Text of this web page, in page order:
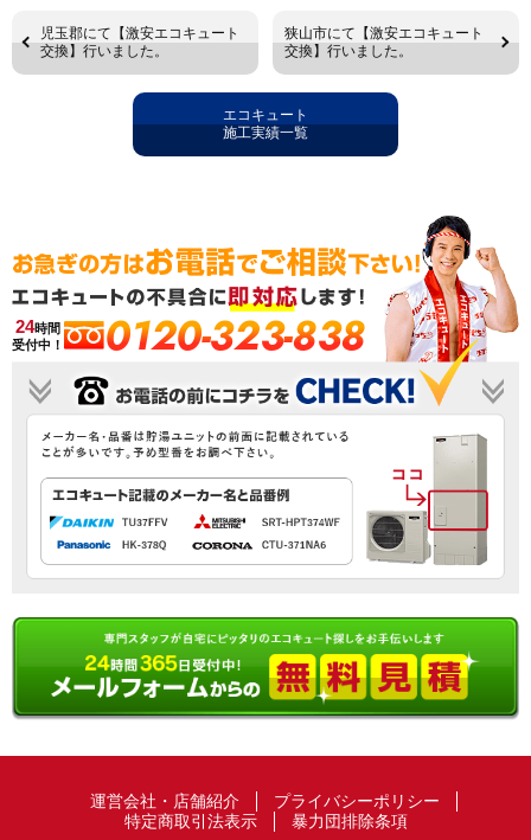
児玉郡にて【激安エコキュート
交換】行いました。
狭山市にて【激安エコキュート
交換】行いました。
エコキュート
施工実績一覧
24時間
受付中！
0120-323-838
運営会社・店舗紹介
プライバシーポリシー
特定商取引法表示
暴力団排除条項